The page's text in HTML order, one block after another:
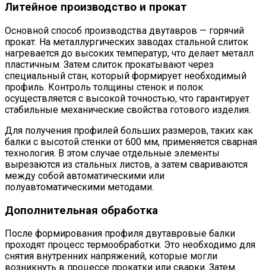
Литейное производство и прокат
Основной способ производства двутавров — горячий
прокат. На металлургических заводах стальной слиток
нагревается до высоких температур, что делает металл
пластичным. Затем слиток прокатывают через
специальный стан, который формирует необходимый
профиль. Контроль толщины стенок и полок
осуществляется с высокой точностью, что гарантирует
стабильные механические свойства готового изделия.
Для получения профилей больших размеров, таких как
балки с высотой стенки от 600 мм, применяется сварная
технология. В этом случае отдельные элементы
вырезаются из стальных листов, а затем свариваются
между собой автоматическими или
полуавтоматическими методами.
Дополнительная обработка
После формирования профиля двутавровые балки
проходят процесс термообработки. Это необходимо для
снятия внутренних напряжений, которые могли
возникнуть в процессе прокатки или сварки. Затем